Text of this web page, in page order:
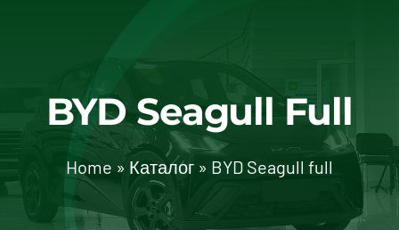
О нас
Контакты
BYD Seagull Full
Home » Каталог » BYD Seagull full